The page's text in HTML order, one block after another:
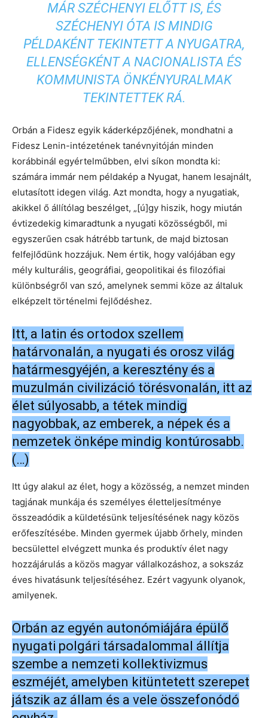
MÁR SZÉCHENYI ELŐTT IS, ÉS
SZÉCHENYI ÓTA IS MINDIG
PÉLDAKÉNT TEKINTETT A NYUGATRA,
ELLENSÉGKÉNT A NACIONALISTA ÉS
KOMMUNISTA ÖNKÉNYURALMAK
TEKINTETTEK RÁ.
Orbán a Fidesz egyik káderképzőjének, mondhatni a
Fidesz Lenin-intézetének tanévnyitóján minden
korábbinál egyértelműbben, elvi síkon mondta ki:
számára immár nem példakép a Nyugat, hanem lesajnált,
elutasított idegen világ. Azt mondta, hogy a nyugatiak,
akikkel ő állítólag beszélget, „[ú]gy hiszik, hogy miután
évtizedekig kimaradtunk a nyugati közösségből, mi
egyszerűen csak hátrébb tartunk, de majd biztosan
felfejlődünk hozzájuk. Nem értik, hogy valójában egy
mély kulturális, geográfiai, geopolitikai és filozófiai
különbségről van szó, amelynek semmi köze az általuk
elképzelt történelmi fejlődéshez.
Itt, a latin és ortodox szellem
határvonalán, a nyugati és orosz világ
határmesgyéjén, a keresztény és a
muzulmán civilizáció törésvonalán, itt az
élet súlyosabb, a tétek mindig
nagyobbak, az emberek, a népek és a
nemzetek önképe mindig kontúrosabb.
(…)
Itt úgy alakul az élet, hogy a közösség, a nemzet minden
tagjának munkája és személyes életteljesítménye
összeadódik a küldetésünk teljesítésének nagy közös
erőfeszítésébe. Minden gyermek újabb őrhely, minden
becsülettel elvégzett munka és produktív élet nagy
hozzájárulás a közös magyar vállalkozáshoz, a sokszáz
éves hivatásunk teljesítéséhez. Ezért vagyunk olyanok,
amilyenek.
Orbán az egyén autonómiájára épülő
nyugati polgári társadalommal állítja
szembe a nemzeti kollektivizmus
eszméjét, amelyben kitüntetett szerepet
játszik az állam és a vele összefonódó